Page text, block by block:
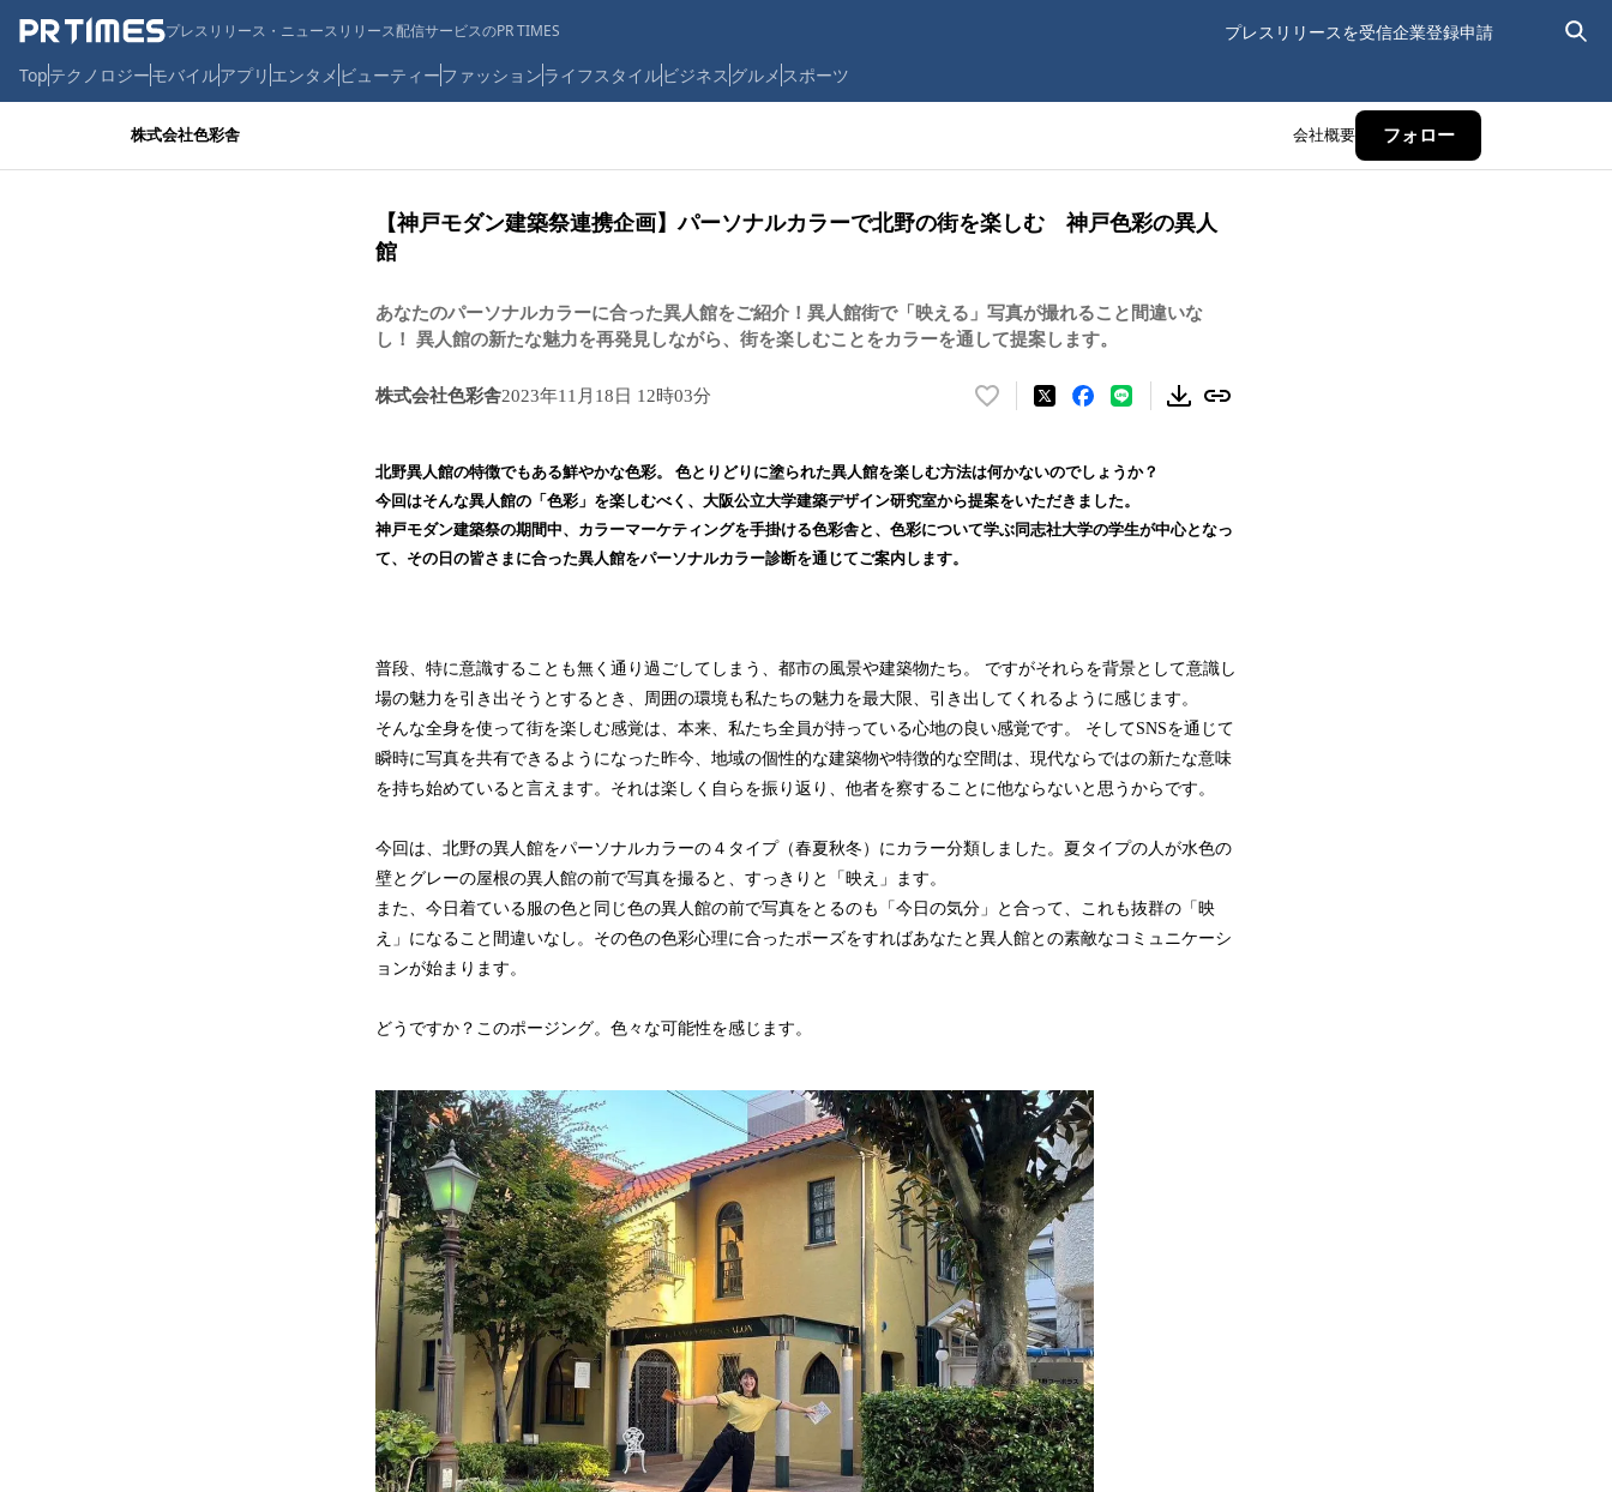
プレスリリース・ニュースリリース配信サービスのPR TIMES プレスリリースを受信企業登録申請
Topテクノロジーモバイルアプリ エンタメ ビューティーファッションライフスタイルビジネス グルメ スポーツ
株式会社色彩舎 会社概要 フォロー
【神戸モダン建築祭連携企画】パーソナルカラーで北野の街を楽しむ 神戸色彩の異人
館
あなたのパーソナルカラーに合った異人館をご紹介！異人館街で「映える」写真が撮れること間違いな
し！ 異人館の新たな魅力を再発見しながら、街を楽しむことをカラーを通して提案します。
株式会社色彩舎2023年11月18日 12時03分
い
！
数
を
中
す
北野異人館の特徴でもある鮮やかな色彩。 色とりどりに塗られた異人館を楽しむ方法は何かないのでしょうか？
今回はそんな異人館の「色彩」を楽しむべく、大阪公立大学建築デザイン研究室から提案をいただきました。
神戸モダン建築祭の期間中、カラーマーケティングを手掛ける色彩舎と、色彩について学ぶ同志社大学の学生が中心となっ
て、その日の皆さまに合った異人館をパーソナルカラー診断を通じてご案内します。
普段、特に意識することも無く通り過ごしてしまう、都市の風景や建築物たち。 ですがそれらを背景として意識し
場の魅力を引き出そうとするとき、周囲の環境も私たちの魅力を最大限、引き出してくれるように感じます。
そんな全身を使って街を楽しむ感覚は、本来、私たち全員が持っている心地の良い感覚です。 そしてSNSを通じて
瞬時に写真を共有できるようになった昨今、地域の個性的な建築物や特徴的な空間は、現代ならではの新たな意味
を持ち始めていると言えます。それは楽しく自らを振り返り、他者を察することに他ならないと思うからです。
今回は、北野の異人館をパーソナルカラーの４タイプ（春夏秋冬）にカラー分類しました。夏タイプの人が水色の
壁とグレーの屋根の異人館の前で写真を撮ると、すっきりと「映え」ます。
また、今日着ている服の色と同じ色の異人館の前で写真をとるのも「今日の気分」と合って、これも抜群の「映
え」になること間違いなし。その色の色彩心理に合ったポーズをすればあなたと異人館との素敵なコミュニケーシ
ョンが始まります。
どうですか？このポージング。色々な可能性を感じます。